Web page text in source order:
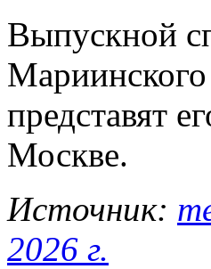
Выпускной
Мариинского
представят
Москве.
Источник:
2026 г.